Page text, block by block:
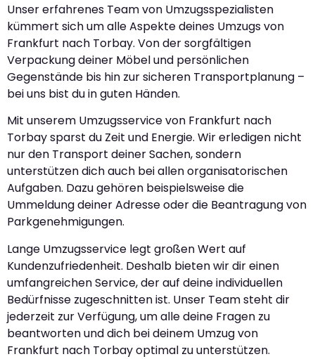
Unser erfahrenes Team von Umzugsspezialisten
kümmert sich um alle Aspekte deines Umzugs von
Frankfurt nach Torbay. Von der sorgfältigen
Verpackung deiner Möbel und persönlichen
Gegenstände bis hin zur sicheren Transportplanung –
bei uns bist du in guten Händen.
Mit unserem Umzugsservice von Frankfurt nach
Torbay sparst du Zeit und Energie. Wir erledigen nicht
nur den Transport deiner Sachen, sondern
unterstützen dich auch bei allen organisatorischen
Aufgaben. Dazu gehören beispielsweise die
Ummeldung deiner Adresse oder die Beantragung von
Parkgenehmigungen.
Lange Umzugsservice legt großen Wert auf
Kundenzufriedenheit. Deshalb bieten wir dir einen
umfangreichen Service, der auf deine individuellen
Bedürfnisse zugeschnitten ist. Unser Team steht dir
jederzeit zur Verfügung, um alle deine Fragen zu
beantworten und dich bei deinem Umzug von
Frankfurt nach Torbay optimal zu unterstützen.